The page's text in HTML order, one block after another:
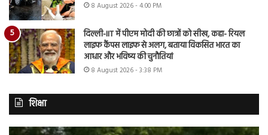
8 August 2026 - 4:00 PM
दिल्ली-IIT में पीएम मोदी की छात्रों को सीख, कहा- रियल
लाइफ कैंपस लाइफ से अलग, बताया विकसित भारत का
आधार और भविष्य की चुनौतियां
8 August 2026 - 3:38 PM
शिक्षा